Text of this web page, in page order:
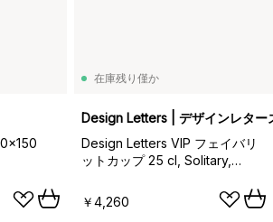
在庫残り僅か
Design Letters | デザインレター
Design Letters VIP フェイバリ
ットカップ 25 cl, Solitary,
￥4,260